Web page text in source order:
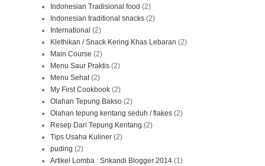
Indonesian Tradisional food (2)
Indonesian traditional snacks (2)
International (2)
Klethikan / Snack Kering Khas Lebaran (2)
Main Course (2)
Menu Saur Praktis (2)
Menu Sehat (2)
My First Cookbook (2)
Olahan Tepung Bakso (2)
Olahan tepung kentang seduh / flakes (2)
Resep Dari Tepung Kentang (2)
Tips Usaha Kuliner (2)
puding (2)
Artikel Lomba : Srikandi Blogger 2014 (1)